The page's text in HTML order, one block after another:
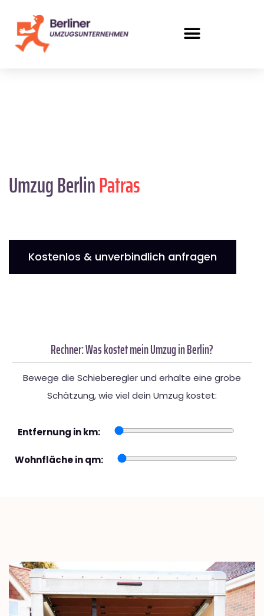
Umzug BerlinPatras
Kostenlos & unverbindlich anfragen
Rechner: Was kostet mein Umzug in Berlin?
Bewege die Schieberegler und erhalte eine grobe
Schätzung, wie viel dein Umzug kostet:
Entfernung in km:
Wohnfläche in qm: